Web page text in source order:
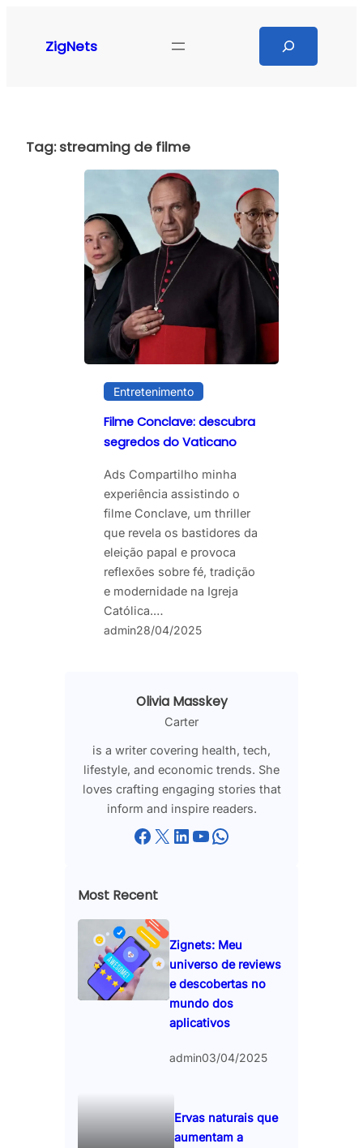
ZigNets
Tag:streaming de filme
Entretenimento
Filme Conclave: descubra
segredos do Vaticano
Ads Compartilho minha
experiência assistindo o
filme Conclave, um thriller
que revela os bastidores da
eleição papal e provoca
reflexões sobre fé, tradição
e modernidade na Igreja
Católica.…
admin28/04/2025
Olivia Masskey
Carter
is a writer covering health, tech,
lifestyle, and economic trends. She
loves crafting engaging stories that
inform and inspire readers.
Facebook X LinkedIn YouTube WhatsApp
Most Recent
Zignets: Meu
universo de reviews
e descobertas no
mundo dos
aplicativos
admin03/04/2025
Ervas naturais que
aumentam a